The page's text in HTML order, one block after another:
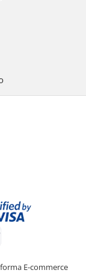
E-commerce